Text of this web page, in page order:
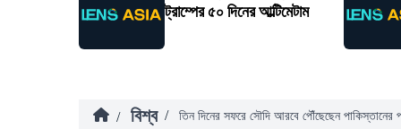
ট্রাম্পের ৫০ দিনের আল্টিমেটাম
/ বিশ্ব / তিন দিনের সফরে সৌদি আরবে পৌঁছেছেন পাকিস্তানের